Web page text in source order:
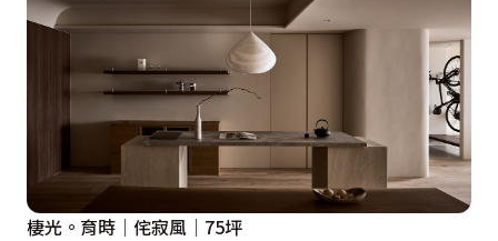
棲光。育時│侘寂風│75坪